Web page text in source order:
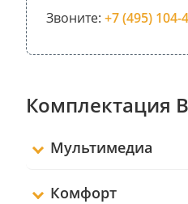
Звоните: +7 (495) 104-
Комплектация
Мультимедиа
Комфорт